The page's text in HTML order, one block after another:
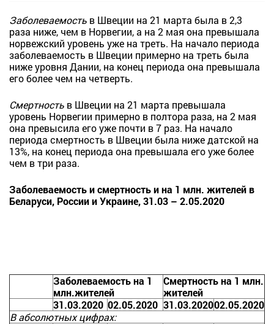
Заболеваемость в Швеции на 21 марта была в 2,3
раза ниже, чем в Норвегии, а на 2 мая она превышала
норвежский уровень уже на треть. На начало периода
заболеваемость в Швеции примерно на треть была
ниже уровня Дании, на конец периода она превышала
его более чем на четверть.
Смертность в Швеции на 21 марта превышала
уровень Норвегии примерно в полтора раза, на 2 мая
она превысила его уже почти в 7 раз. На начало
периода смертность в Швеции была ниже датской на
13%, на конец периода она превышала его уже более
чем в три раза.
Заболеваемость и смертность ина 1 млн. жителей в
Беларуси, России и Украине, 31.03 – 2.05.2020
Заболеваемость на 1
млн.жителей
Смертность на 1 млн.
жителей
31.03.2020 02.05.2020 31.03.202002.05.2020
В абсолютных цифрах: